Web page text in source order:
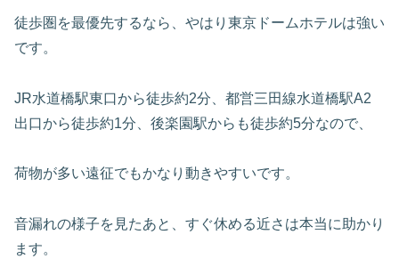
徒歩圏を最優先するなら、やはり東京ドームホテルは強い
です。
JR水道橋駅東口から徒歩約2分、都営三田線水道橋駅A2
出口から徒歩約1分、後楽園駅からも徒歩約5分なので、
荷物が多い遠征でもかなり動きやすいです。
音漏れの様子を見たあと、すぐ休める近さは本当に助かり
ます。